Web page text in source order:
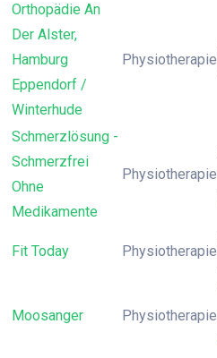
Orthopädie An
Der Alster,
Hamburg
Eppendorf /
Winterhude
Physiotherapie
Schmerzlösung -
Schmerzfrei
Ohne
Medikamente
Physiotherapie
Fit Today Physiotherapie
Moosanger Physiotherapie